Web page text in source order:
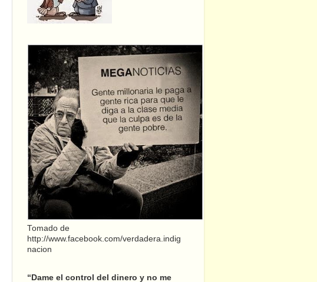
Tomado de
http://www.facebook.com/verdadera.indig
nacion
“Dame el control del dinero y no me